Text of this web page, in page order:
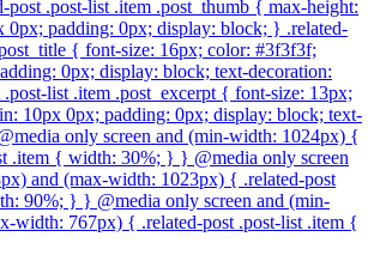
post .post-list .item .post_thumb { max-height:
0px; padding: 0px; display: block; } .related-
{ font-size: 16px; color: #3f3f3f;
0px; display: block; text-decoration:
list .item .post_excerpt { font-size: 13px;
10px 0px; padding: 0px; display: block; text-
only screen and (min-width: 1024px) {
.item { width: 30%; } } @media only screen
and (max-width: 1023px) { .related-post
90%; } } @media only screen and (min-
width: 767px) { .related-post .post-list .item {